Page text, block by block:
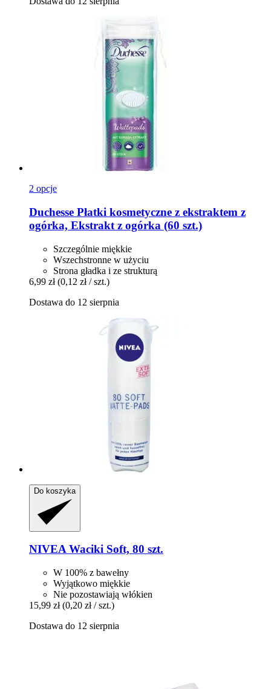
2 opcje
Duchesse Płatki kosmetyczne z ekstraktem z
ogórka, Ekstrakt z ogórka (60 szt.)
Szczególnie miękkie
Wszechstronne w użyciu
Strona gładka i ze strukturą
6,99 zł (0,12 zł / szt.)
Dostawa do 12 sierpnia
Do koszyka
NIVEAWaciki Soft, 80 szt.
W 100% z bawełny
Wyjątkowo miękkie
Nie pozostawiają włókien
15,99 zł (0,20 zł / szt.)
Dostawa do 12 sierpnia